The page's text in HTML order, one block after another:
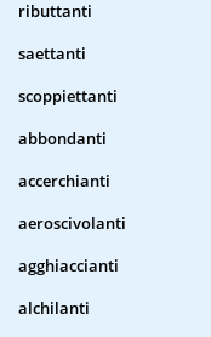
ributtanti
saettanti
scoppiettanti
abbondanti
accerchianti
aeroscivolanti
agghiaccianti
alchilanti